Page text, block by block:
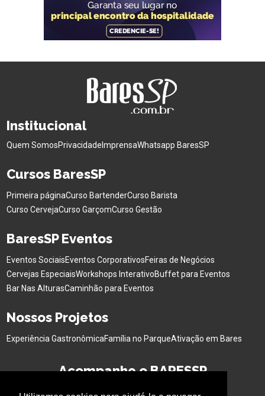
Institucional
Quem SomosPrivacidade ImprensaWhatsapp BaresSP
Cursos BaresSP
Primeira páginaCurso BartenderCurso Barista
Curso CervejaCurso GarçomCurso Gestão
BaresSP Eventos
Eventos SociaisEventos CorporativosFeiras de Negócios
Cervejas EspeciaisWorkshops InterativoBuffet para Eventos
Bar Nas AlturasCaminhão para Eventos
Nossos Projetos
Experiência GastronômicaFamília no ParqueAtivação em Bares
Acompanhe o BARESSP